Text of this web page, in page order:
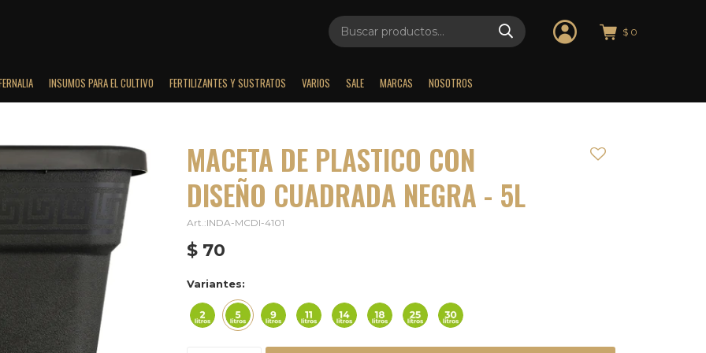
INSUMOS PARA EL CULTIVO FERTILIZANTES Y SUSTRATOS VARIOS SALE MARCAS NOSOTROS
$ 0
MACETA DE PLASTICO CON
DISEÑO CUADRADA NEGRA - 5L
INDA-MCDI-4101
$ 70
Variantes: